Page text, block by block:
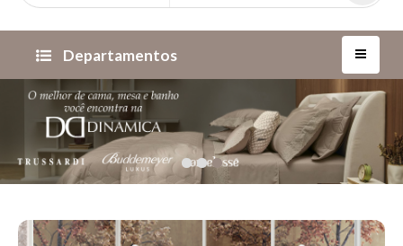
Departamentos